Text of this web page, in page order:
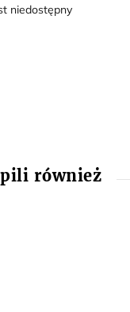
niedostępny